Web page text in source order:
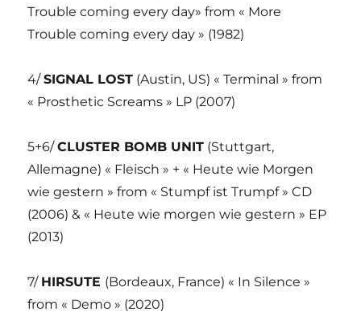
Trouble coming every day» from « More
Trouble coming every day » (1982)
4/SIGNAL LOST (Austin, US) « Terminal » from
« Prosthetic Screams » LP (2007)
5+6/CLUSTER BOMB UNIT (Stuttgart,
Allemagne) « Fleisch » + « Heute wie Morgen
wie gestern » from « Stumpf ist Trumpf » CD
(2006) & « Heute wie morgen wie gestern » EP
(2013)
7/ HIRSUTE (Bordeaux, France) « In Silence »
from « Demo » (2020)